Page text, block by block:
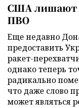
США лишают
ПВО
Еще недавно
предоставить
ракет-
однако теперь
радикально
что даже слово
может являться